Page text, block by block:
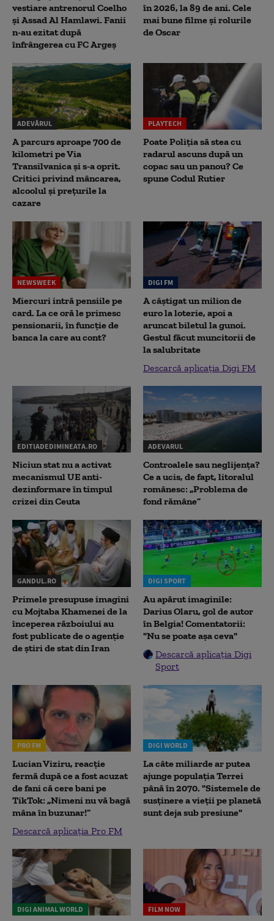
vestiare antrenorul Coelho
și Assad Al Hamlawi. Fanii
n-au ezitat după
înfrângerea cu FC Argeș
în 2026, la 89 de ani. Cele
mai bune filme și rolurile
de Oscar
ADEVĂRUL
A parcurs aproape 700 de
kilometri pe Via
Transilvanica și s-a oprit.
Critici privind mâncarea,
alcoolul și prețurile la
cazare
PLAYTECH
Poate Poliția să stea cu
radarul ascuns după un
copac sau un panou? Ce
spune Codul Rutier
NEWSWEEK
Miercuri intră pensiile pe
card. La ce oră le primesc
pensionarii, în funcție de
banca la care au cont?
DIGI FM
A câștigat un milion de
euro la loterie, apoi a
aruncat biletul la gunoi.
Gestul făcut muncitorii de
la salubritate
Descarcă aplicația Digi FM
EDITIADEDIMINEATA.RO
Niciun stat nu a activat
mecanismul UE anti-
dezinformare în timpul
crizei din Ceuta
ADEVARUL
Controalele sau neglijența?
Ce a ucis, de fapt, litoralul
românesc: „Problema de
fond rămâne”
GANDUL.RO
Primele presupuse imagini
cu Mojtaba Khamenei de la
începerea războiului au
fost publicate de o agenție
de știri de stat din Iran
DIGI SPORT
Au apărut imaginile:
Darius Olaru, gol de autor
în Belgia! Comentatorii:
"Nu se poate așa ceva"
Descarcă aplicația Digi
Sport
PRO FM
Lucian Viziru, reacție
fermă după ce a fost acuzat
de fani că cere bani pe
TikTok: „Nimeni nu vă bagă
mâna în buzunar!”
Descarcă aplicația Pro FM
DIGI WORLD
La câte miliarde ar putea
ajunge populația Terrei
până în 2070. "Sistemele de
susținere a vieții pe planetă
sunt deja sub presiune"
DIGI ANIMAL WORLD FILM NOW